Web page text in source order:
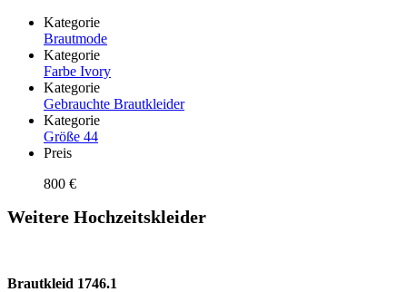
Kategorie
Brautmode
Kategorie
Farbe Ivory
Kategorie
Gebrauchte Brautkleider
Kategorie
Größe 44
Preis
800 €
Weitere Hochzeitskleider
Brautkleid 1746.1